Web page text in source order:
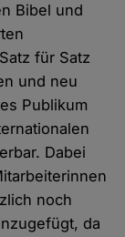
Bibel und
für Satz
und neu
Publikum
Dabei
noch
da